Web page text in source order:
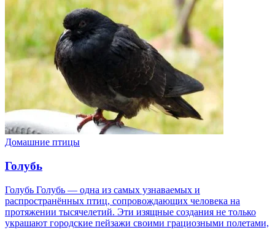
Домашние птицы
Голубь
Голубь Голубь — одна из самых узнаваемых и
распространённых птиц, сопровождающих человека на
протяжении тысячелетий. Эти изящные создания не только
украшают городские пейзажи своими грациозными полетами,